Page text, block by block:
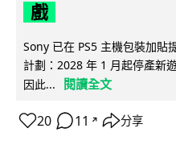
戲
Sony 已在 PS5 主機包裝加貼
計劃：2028 年 1 月起停產新
因此...
閱讀全文
20 11 ↗ 分享